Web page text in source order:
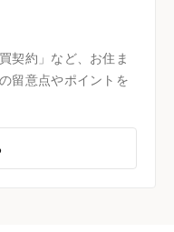
契約」など、お住ま
留意点やポイントを